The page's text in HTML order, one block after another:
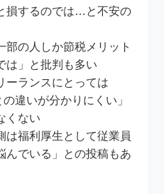
損するのでは…と不安の
部の人しか節税メリット
は」と批判も多い
ーランスにとっては
違いが分かりにくい」
くない
は福利厚生として従業員
んでいる」との投稿もあ